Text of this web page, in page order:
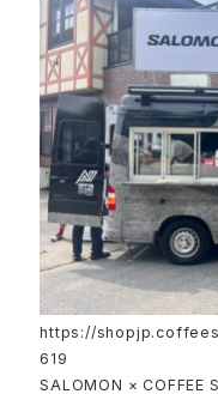
SALOMON × COFFEE
https://
619